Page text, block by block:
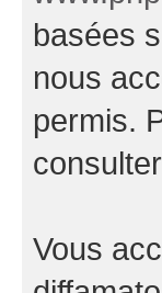
basées
nous
permis.
Vous